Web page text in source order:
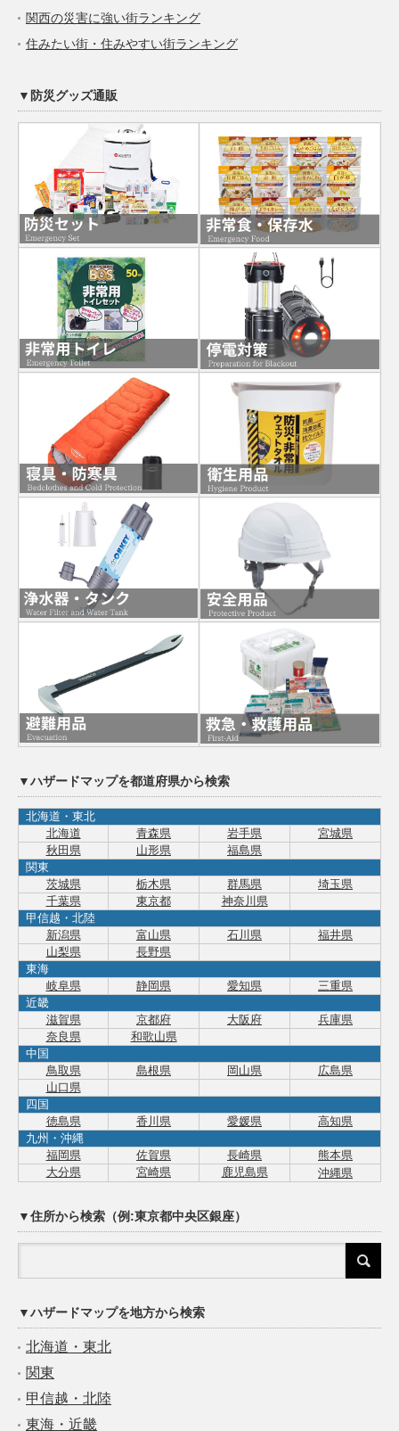
関西の災害に強い街ランキング
住みたい街・住みやすい街ランキング
▼防災グッズ通販
▼ハザードマップを都道府県から検索
北海道・東北
北海道
青森県 岩手県
宮城県
秋田県
山形県
福島県
関東
茨城県
栃木県 群馬県
埼玉県
千葉県
東京都
神奈川県
甲信越・北陸
新潟県
富山県 石川県
福井県
山梨県
長野県
東海
岐阜県
静岡県 愛知県
三重県
近畿
滋賀県
京都府 大阪府
兵庫県
奈良県
和歌山県
中国
鳥取県
島根県 岡山県
広島県
山口県
四国
徳島県
香川県 愛媛県
高知県
九州・沖縄
福岡県
佐賀県 長崎県
熊本県
大分県
宮崎県 鹿児島県 沖縄県
▼住所から検索（例:東京都中央区銀座）
▼ハザードマップを地方から検索
北海道・東北
関東
甲信越・北陸
東海・近畿